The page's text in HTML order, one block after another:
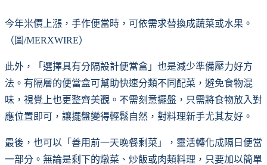
今年米價上漲，手作便當時，可依需求替換成蔬菜或水果。
（圖/MERXWIRE）
此外，「選擇具有分隔設計便當盒」也是減少準備壓力好方
法。有隔層的便當盒可幫助快速分類不同配菜，避免食物混
味，視覺上也更整齊美觀。不需刻意擺盤，只需將食物放入對
應位置即可，讓擺盤變得輕鬆自然，對料理新手尤其友好。
最後，也可以「善用前一天晚餐剩菜」，靈活轉化成隔日便當
一部分。無論是剩下的燉菜、炒飯或肉類料理，只要加以簡單